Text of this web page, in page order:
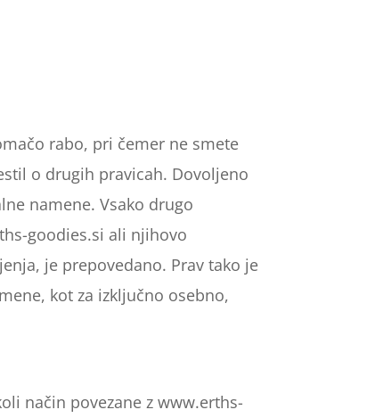
rabo, pri čemer ne smete
o drugih pravicah. Dovoljeno
namene. Vsako drugo
goodies.si ali njihovo
je prepovedano. Prav tako je
kot za izključno osebno,
način povezane z www.erths-